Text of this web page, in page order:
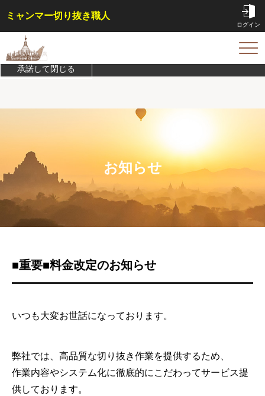
このサイトは機能実現/改善のためにCookieを利用します。
プライバシ
ーポリシーを確認
承諾して閉じる
ミャンマー切り抜き職人
ログイン
ご依頼方法
TOP
サービス内容・料金
お問い合わせ
お知らせ
■重要■料金改定のお知らせ
いつも大変お世話になっております。
弊社では、高品質な切り抜き作業を提供するため、
作業内容やシステム化に徹底的にこだわってサービス提
供しております。